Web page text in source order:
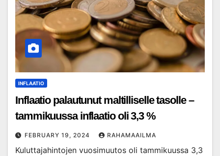
INFLAATIO
Inflaatio palautunut maltilliselle tasolle –
tammikuussa inflaatio oli 3,3 %
FEBRUARY 19, 2024 RAHAMAAILMA
Kuluttajahintojen vuosimuutos oli tammikuussa 3,3